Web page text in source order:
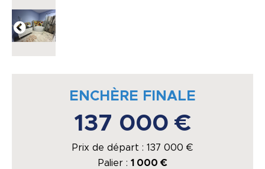
ENCHÈRE FINALE
137 000 €
Prix de départ : 137 000 €
Palier : 1 000 €